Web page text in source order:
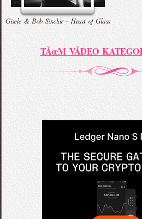
Gisele & Bob Sinclar - Heart of Glass
TÃœM VÃDEO